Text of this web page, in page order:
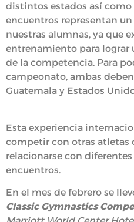
distintos estados así como
encuentros representan
nuestras alumnas, ya que
entrenamiento para lograr
de la competencia. Para
campeonato, ambas
Guatemala y Estados
Esta experiencia
competir con otras atletas
relacionarse con
encuentros.
En el mes de febrero se
Classic Gymnastics